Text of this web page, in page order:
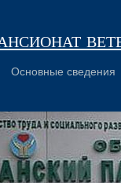
Основные сведения